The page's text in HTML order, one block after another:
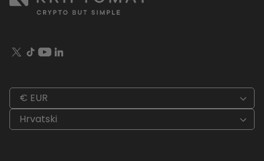
€ EUR
Hrvatski